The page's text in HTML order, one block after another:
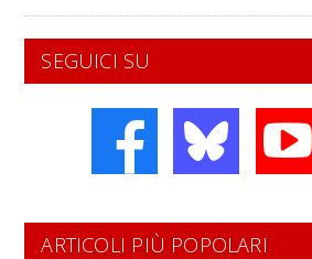
SEGUICI SU
ARTICOLI PIÙ POPOLARI